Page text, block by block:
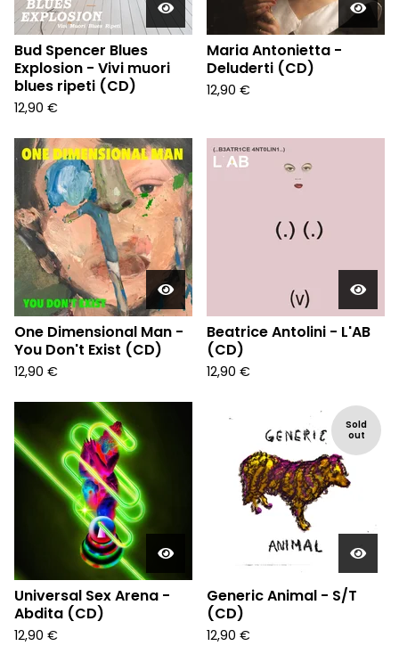
Bud Spencer Blues
Explosion - Vivi muori
blues ripeti (CD)
12,90 €
Maria Antonietta -
Deluderti (CD)
12,90 €
One Dimensional Man -
You Don't Exist (CD)
12,90 €
Beatrice Antolini - L'AB
(CD)
12,90 €
Universal Sex Arena -
Abdita (CD)
12,90 €
Sold
out
Generic Animal - S/T
(CD)
12,90 €